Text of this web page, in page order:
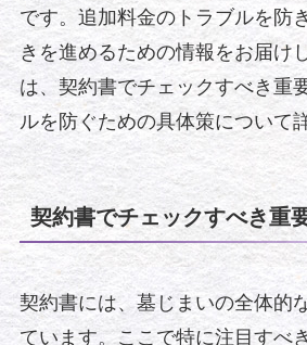
です。追加料金のトラブルを防
きを進めるための情報をお届け
は、契約書でチェックすべき重
ルを防ぐための具体策について
契約書でチェックすべき重
契約書には、墓じまいの全体的
ています。ここで特に注目すべ